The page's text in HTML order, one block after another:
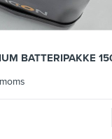
BATTERIPAKKE